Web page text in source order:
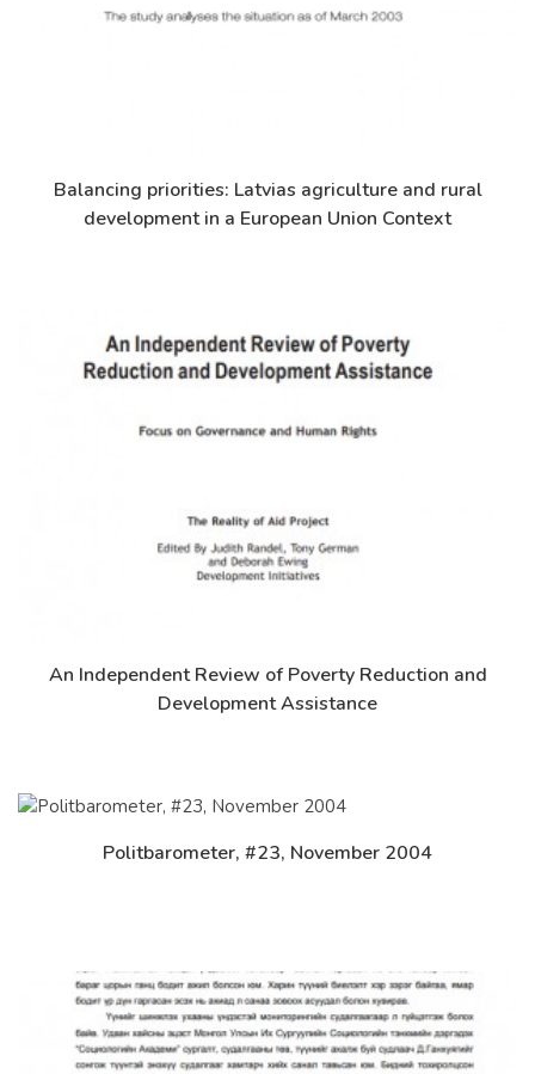
Дэлгэрэнгүй
Balancing priorities: Latvias agriculture and rural
development in a European Union Context
Дэлгэрэнгүй
An Independent Review of Poverty Reduction and
Development Assistance
Дэлгэрэнгүй
Politbarometer, #23, November 2004